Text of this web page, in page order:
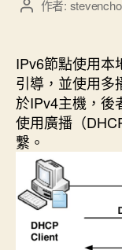
文
者
作者: stevencho
IPv6節點使用本
引導，並使用多
於IPv4主機，後
使用廣播（
繫。